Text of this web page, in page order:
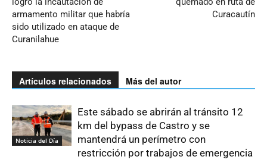
armamento militar que habría
sido utilizado en ataque de
Curanilahue
Curacautín
Artículos relacionados Más del autor
Noticia del Día
Este sábado se abrirán al tránsito 12
km del bypass de Castro y se
mantendrá un perímetro con
restricción por trabajos de emergencia